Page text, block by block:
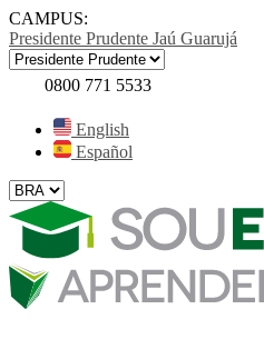
CAMPUS:
Presidente Prudente Jaú Guarujá
0800 771 5533
English
Español